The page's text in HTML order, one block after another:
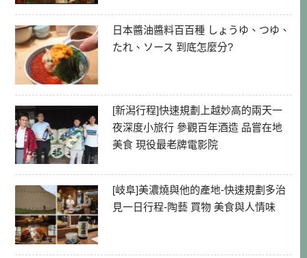
日本醬油醬料百百種 しょうゆ、つゆ、
たれ、ソース 到底怎麼分?
[新潟行程]快速規劃上越妙高的兩天一
夜深度小旅行 參觀百年酒造 品嘗在地
美食 現役最老牌電影院
[岐阜]美濃燒與他的產地-快速規劃多治
見一日行程-陶藝 買物 美食與人情味